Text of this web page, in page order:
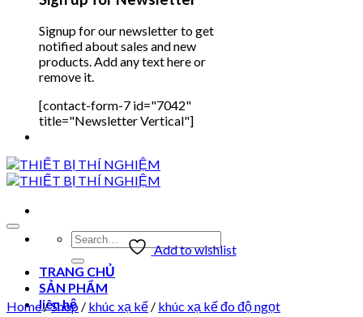
Signup for our newsletter to get
notified about sales and new
products. Add any text here or
remove it.
[contact-form-7 id="7042"
title="Newsletter Vertical"]
Search
for:
TRANG CHỦ
SẢN PHẨM
liên hệ
Add to wishlist
Home/Shop / khúc xạ kế / khúc xạ kế đo độ ngọt